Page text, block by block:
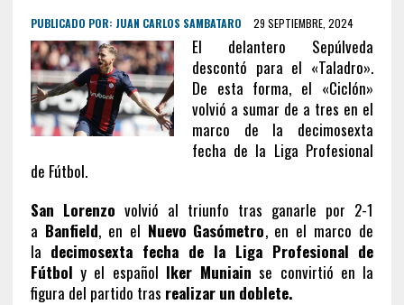
PUBLICADO POR: JUAN CARLOS SAMBATARO 29 SEPTIEMBRE, 2024
El delantero Sepúlveda
descontó para el «Taladro».
De esta forma, el «Ciclón»
volvió a sumar de a tres en el
marco de la decimosexta
fecha de la Liga Profesional
de Fútbol.
San Lorenzo volvió al triunfo tras ganarle por 2-1
a Banfield, en el Nuevo Gasómetro, en el marco de
la decimosexta fecha de la Liga Profesional de
Fútboly el español Iker Muniain se convirtió en la
figura del partido tras realizar un doblete.